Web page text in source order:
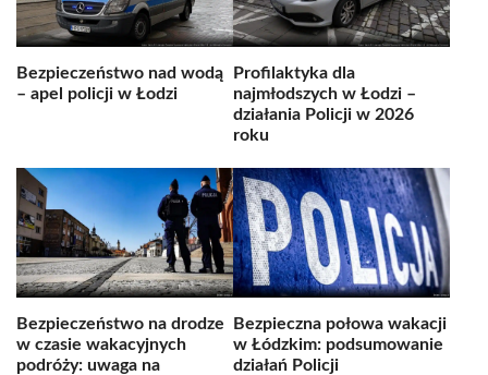
Bezpieczeństwo nad wodą
– apel policji w Łodzi
Profilaktyka dla
najmłodszych w Łodzi –
działania Policji w 2026
roku
Bezpieczeństwo na drodze
w czasie wakacyjnych
podróży: uwaga na
Bezpieczna połowa wakacji
w Łódzkim: podsumowanie
działań Policji